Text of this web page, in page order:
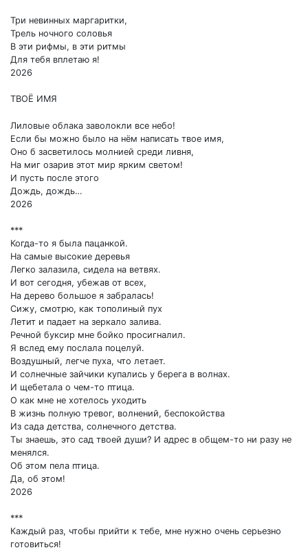
Три невинных маргаритки,
Трель ночного соловья
В эти рифмы, в эти ритмы
Для тебя вплетаю я!
2026
ТВОЁ ИМЯ
Лиловые облака заволокли все небо!
Если бы можно было на нём написать твое имя,
Оно б засветилось молнией среди ливня,
На миг озарив этот мир ярким светом!
И пусть после этого
Дождь, дождь…
2026
***
Когда-то я была пацанкой.
На самые высокие деревья
Легко залазила, сидела на ветвях.
И вот сегодня, убежав от всех,
На дерево большое я забралась!
Сижу, смотрю, как тополиный пух
Летит и падает на зеркало залива.
Речной буксир мне бойко просигналил.
Я вслед ему послала поцелуй.
Воздушный, легче пуха, что летает.
И солнечные зайчики купались у берега в волнах.
И щебетала о чем-то птица.
О как мне не хотелось уходить
В жизнь полную тревог, волнений, беспокойства
Из сада детства, солнечного детства.
Ты знаешь, это сад твоей души? И адрес в общем-то ни разу не
менялся.
Об этом пела птица.
Да, об этом!
2026
***
Каждый раз, чтобы прийти к тебе, мне нужно очень серьезно
готовиться!